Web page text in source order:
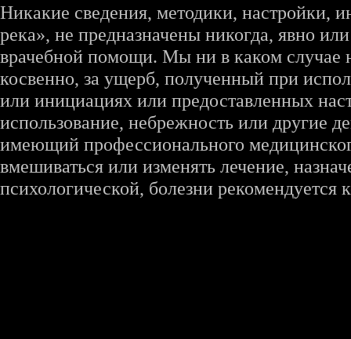
Никакие сведения, методики, настройки,
река», не предназначены никогда, явно
врачебной помощи. Мы ни в каком случае
косвенно, за ущерб, полученный при
или инициациях или предоставленных
использование, небрежность или другие
имеющий профессионального
вмешиваться или изменять лечение,
психологической, болезни рекомендуется